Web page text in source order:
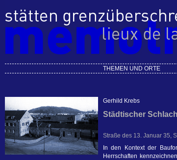
THEMEN UND ORTE
Gerhild Krebs
Städtischer
Straße des 13. Januar 35,
In den Kontext der
Herrschaften